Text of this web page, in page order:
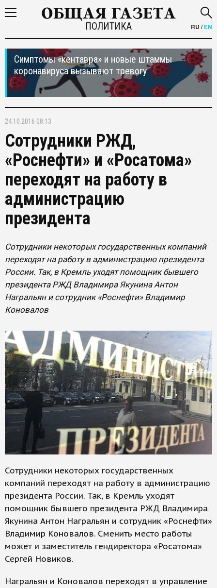
ПОЛИТИКА RU /EN
Симптомы «кентавра» и новые штаммы
коронавируса вызывают тревогу
24.10.2016 08:13
Сотрудники РЖД,
«Роснефти» и «Росатома»
переходят на работу в
администрацию
президента
Сотрудники некоторых государственных компаний
переходят на работу в администрацию президента
России. Так, в Кремль уходят помощник бывшего
президента РЖД Владимира Якунина Антон
Награльян и сотрудник «Роснефти» Владимир
Коновалов
Сотрудники некоторых государственных
компаний переходят на работу в администрацию
президента России. Так, в Кремль уходят
помощник бывшего президента РЖД Владимира
Якунина Антон Награльян и сотрудник «Роснефти»
Владимир Коновалов. Сменить место работы
может и заместитель гендиректора «Росатома»
Сергей Новиков.
Награльян и Коновалов переходят в управление